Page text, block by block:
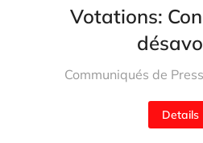
Votations:
Communiqués de
Details